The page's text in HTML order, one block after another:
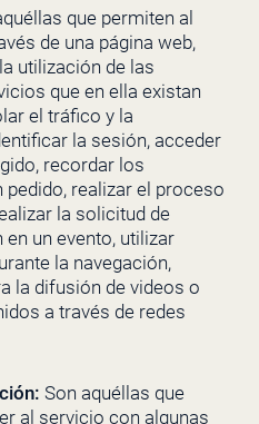
que permiten al
de una página web,
utilización de las
que en ella existan
el tráfico y la
la sesión, acceder
recordar los
realizar el proceso
la solicitud de
un evento, utilizar
la navegación,
la difusión de videos o
a través de redes
Son aquéllas que
al servicio con algunas